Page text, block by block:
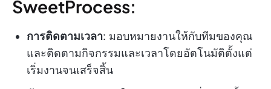
SweetProcess:
การติดตามเวลา: มอบหมายงานให้กับทีมของคุณ
และติดตามกิจกรรมและเวลาโดยอัตโนมัติตั้งแต่
เริ่มงานจนเสร็จสิ้น